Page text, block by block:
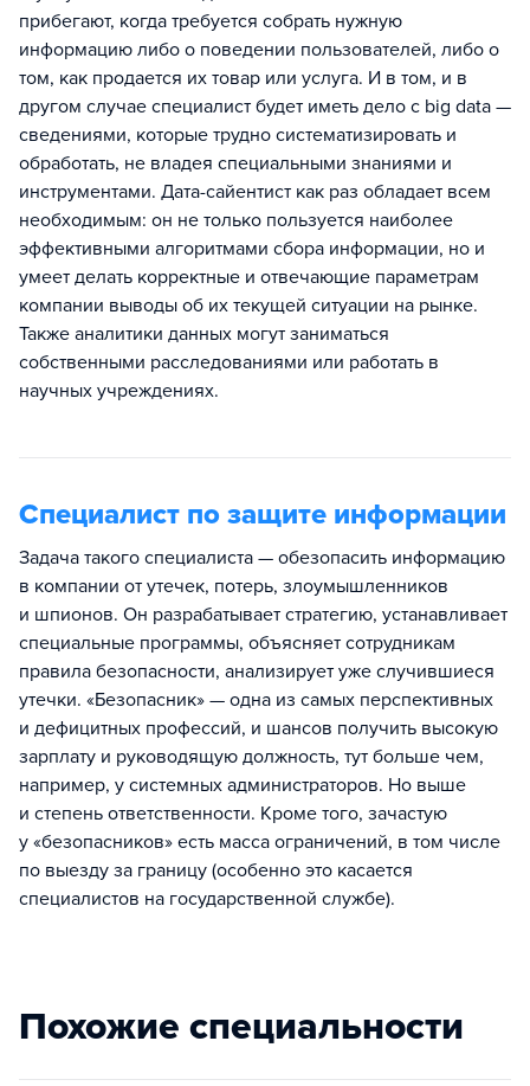
прибегают, когда требуется собрать нужную
информацию либо о поведении пользователей, либо о
том, как продается их товар или услуга. И в том, и в
другом случае специалист будет иметь дело с big data —
сведениями, которые трудно систематизировать и
обработать, не владея специальными знаниями и
инструментами. Дата-сайентист как раз обладает всем
необходимым: он не только пользуется наиболее
эффективными алгоритмами сбора информации, но и
умеет делать корректные и отвечающие параметрам
компании выводы об их текущей ситуации на рынке.
Также аналитики данных могут заниматься
собственными расследованиями или работать в
научных учреждениях.
Специалист по защите информации
Задача такого специалиста — обезопасить информацию
в компании от утечек, потерь, злоумышленников
и шпионов. Он разрабатывает стратегию, устанавливает
специальные программы, объясняет сотрудникам
правила безопасности, анализирует уже случившиеся
утечки. «Безопасник» — одна из самых перспективных
и дефицитных профессий, и шансов получить высокую
зарплату и руководящую должность, тут больше чем,
например, у системных администраторов. Но выше
и степень ответственности. Кроме того, зачастую
у «безопасников» есть масса ограничений, в том числе
по выезду за границу (особенно это касается
специалистов на государственной службе).
Похожие специальности